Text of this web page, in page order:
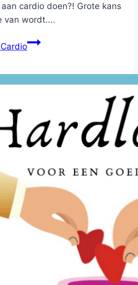
cardio doen?! Grote kans
van wordt....
Cardio